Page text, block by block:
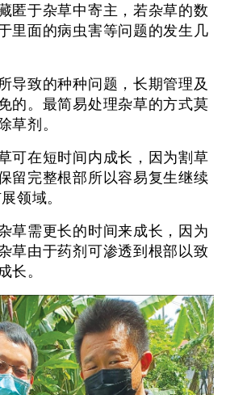
匿于杂草中寄主，若杂草的数
里面的病虫害等问题的发生几
导致的种种问题，长期管理及
的。最简易处理杂草的方式莫
草剂。
可在短时间内成长，因为割草
留完整根部所以容易复生继续
领域。
草需更长的时间来成长，因为
草由于药剂可渗透到根部以致
长。